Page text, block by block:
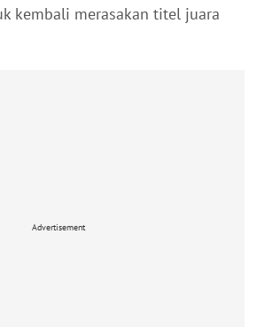
kembali merasakan titel juara
Advertisement